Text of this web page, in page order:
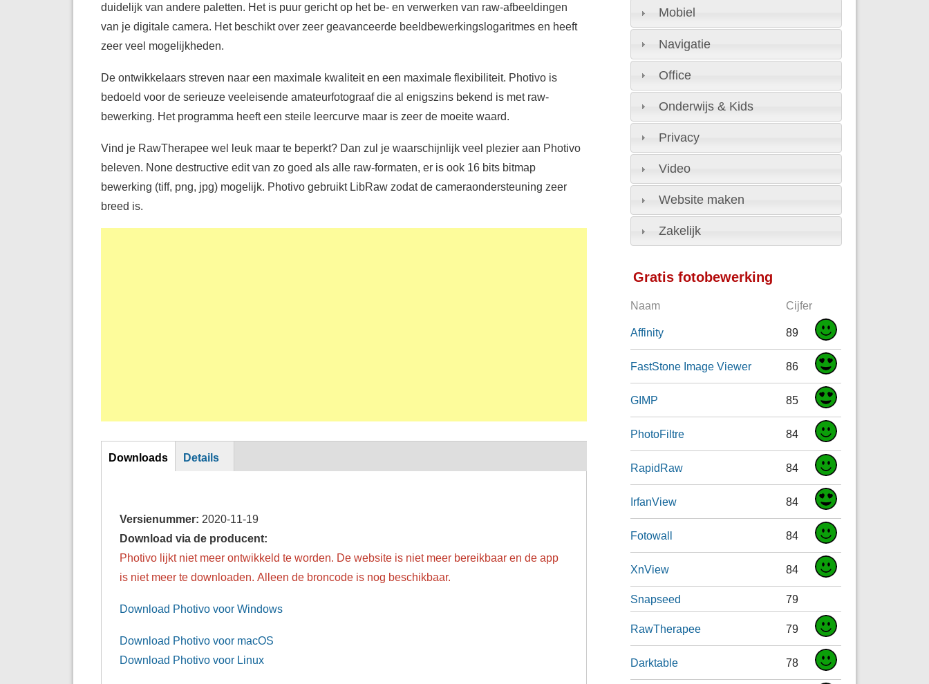
duidelijk van andere paletten. Het is puur gericht op het be- en verwerken van raw-afbeeldingen
van je digitale camera. Het beschikt over zeer geavanceerde beeldbewerkingslogaritmes en heeft
zeer veel mogelijkheden.
De ontwikkelaars streven naar een maximale kwaliteit en een maximale flexibiliteit. Photivo is
bedoeld voor de serieuze veeleisende amateurfotograaf die al enigszins bekend is met raw-
bewerking. Het programma heeft een steile leercurve maar is zeer de moeite waard.
Vind je RawTherapee wel leuk maar te beperkt? Dan zul je waarschijnlijk veel plezier aan Photivo
beleven. None destructive edit van zo goed als alle raw-formaten, er is ook 16 bits bitmap
bewerking (tiff, png, jpg) mogelijk. Photivo gebruikt LibRaw zodat de cameraondersteuning zeer
breed is.
Horizontal Tabs
Downloads Details
Versienummer: 2020-11-19
Download via de producent:
Photivo lijkt niet meer ontwikkeld te worden. De website is niet meer bereikbaar en de app
is niet meer te downloaden. Alleen de broncode is nog beschikbaar.
Download Photivo voor Windows
Download Photivo voor macOS
Download Photivo voor Linux
Mobiel
Navigatie
Office
Onderwijs & Kids
Privacy
Video
Website maken
Zakelijk
Gratis fotobewerking
Naam Cijfer
Affinity 89
FastStone Image Viewer 86
GIMP 85
PhotoFiltre 84
RapidRaw 84
IrfanView 84
Fotowall 84
XnView 84
Snapseed 79
RawTherapee 79
Darktable 78